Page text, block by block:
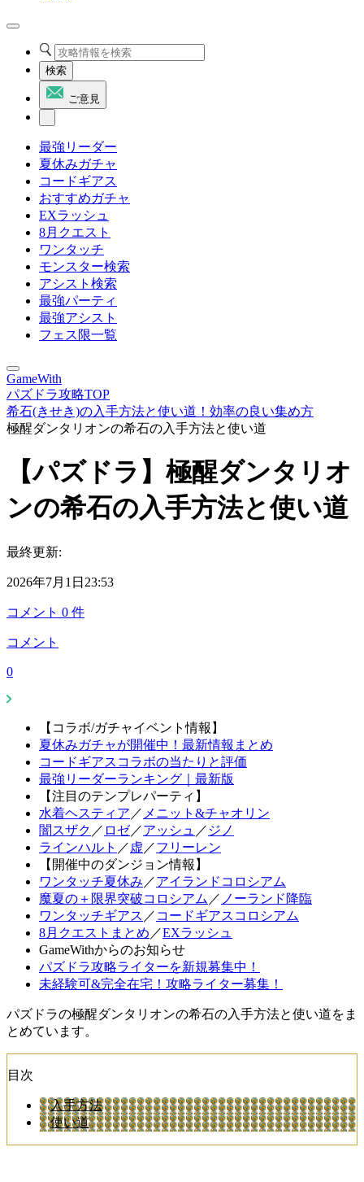
検索
ご意見
最強リーダー
夏休みガチャ
コードギアス
おすすめガチャ
EXラッシュ
8月クエスト
ワンタッチ
モンスター検索
アシスト検索
最強パーティ
最強アシスト
フェス限一覧
GameWith
パズドラ攻略TOP
希石(きせき)の入手方法と使い道！効率の良い集め方
極醒ダンタリオンの希石の入手方法と使い道
【パズドラ】極醒ダンタリオ
ンの希石の入手方法と使い道
最終更新:
2026年7月1日23:53
コメント 0 件
コメント
0
【コラボ/ガチャイベント情報】
夏休みガチャが開催中！最新情報まとめ
コードギアスコラボの当たりと評価
最強リーダーランキング｜最新版
【注目のテンプレパーティ】
水着ヘスティア ／ メニット&チャオリン
闇スザク ／ ロゼ／アッシュ ／ ジノ
ラインハルト ／ 虚 ／フリーレン
【開催中のダンジョン情報】
ワンタッチ夏休み ／アイランドコロシアム
魔夏の＋限界突破コロシアム ／ ノーランド降臨
ワンタッチギアス ／ コードギアスコロシアム
8月クエストまとめ ／EXラッシュ
GameWithからのお知らせ
パズドラ攻略ライターを新規募集中！
未経験可&完全在宅！攻略ライター募集！
パズドラの極醒ダンタリオンの希石の入手方法と使い道をま
とめています。
目次
入手方法
使い道